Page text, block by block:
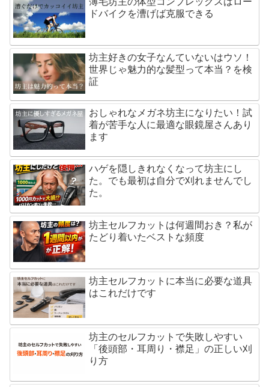
ドバイクを漕げば克服できる
坊主好きの女子なんていないはウソ！
世界じゃ魅力的な髪型って本当？を検
証
おしゃれなメガネ坊主になりたい！試
着が苦手な人に最適な眼鏡屋さんあり
ます
ハゲを隠しきれなくなって坊主にし
た。でも最初は自分で刈れませんでし
た。
坊主セルフカットは何週間おき？私が
たどり着いたベストな頻度
坊主セルフカットに本当に必要な道具
はこれだけです
坊主のセルフカットで失敗しやすい
「後頭部・耳周り・襟足」の正しい刈
り方